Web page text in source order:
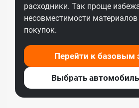
расходники. Так проще
несовместимости
покупок.
Перейти к базовым
Выбрать